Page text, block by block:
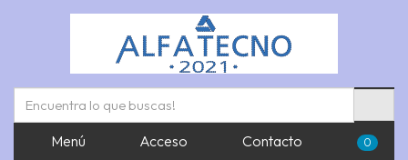
Menú Acceso Contacto 0